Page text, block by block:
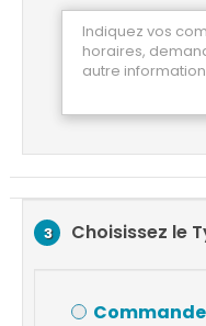
3 Choisissez le